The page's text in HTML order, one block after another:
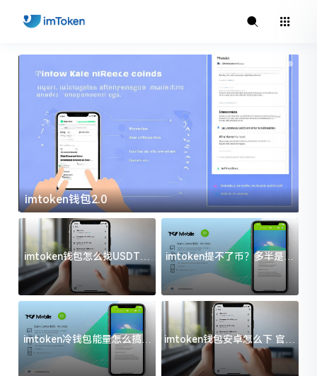
imtoken钱包2.0
imtoken钱包怎么找USDT地
址？三步搞定不踩坑
imtoken提不了币？多半是这
几件事没处理好
imtoken冷钱包能量怎么搞？
过来人告诉你门道
imtoken钱包安卓怎么下 官方
渠道避坑指南